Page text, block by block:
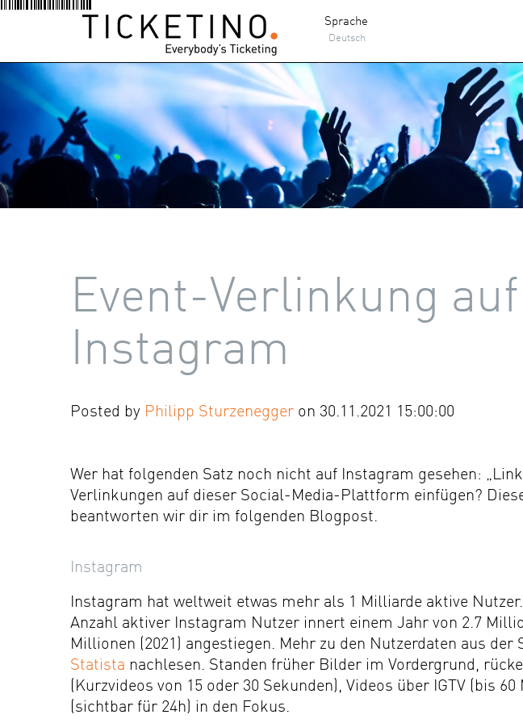
Sprache
Deutsch
Event-Verlinkung auf
Instagram
Posted by Philipp Sturzenegger on 30.11.2021 15:00:00
Wer hat folgenden Satz noch nicht auf Instagram gesehen:
Verlinkungen auf dieser Social-Media-Plattform einfügen?
beantworten wir dir im folgenden Blogpost.
Instagram
Instagram hat weltweit etwas mehr als 1 Milliarde aktive
Anzahl aktiver Instagram Nutzer innert einem Jahr von 2.7
Millionen (2021) angestiegen. Mehr zu den Nutzerdaten aus der
Statista nachlesen. Standen früher Bilder im Vordergrund,
(Kurzvideos von 15 oder 30 Sekunden), Videos über IGTV (bis
(sichtbar für 24h) in den Fokus.